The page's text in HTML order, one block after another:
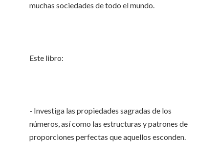
muchas sociedades de todo el mundo.
Este libro:
- Investiga las propiedades sagradas de los
números, así como las estructuras y patrones de
proporciones perfectas que aquellos esconden.